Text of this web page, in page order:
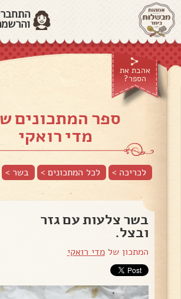
אהבת את
הספר?
ספר המתכונים
מדי רואקי
לכריכה > לכל המתכונים > בשר >
בשר צלעות עם גזר
ובצל.
המתכון שלמדי רואקי